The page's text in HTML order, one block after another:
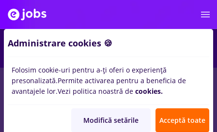
GENECEUTICA S.R.L.
Administrare cookies 🍪
Folosim cookie-uri pentru a-ți oferi o experiență
presonalizată.Permite activarea pentru a beneficia de
avantajele lor.Vezi politica noastră de cookies.
Modifică setările Acceptă toate